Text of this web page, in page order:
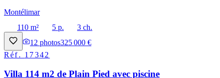
Montélimar
110 m²
5 p.
3 ch.
12 photos325 000 €
Réf. 17342
Villa 114 m2 de Plain Pied avec piscine